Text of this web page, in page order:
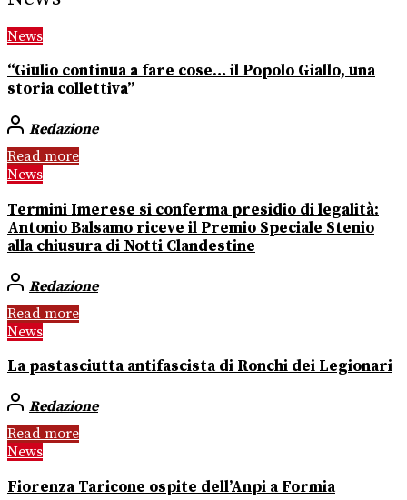
News
“Giulio continua a fare cose… il Popolo Giallo, una
storia collettiva”
Redazione
Read more
News
Termini Imerese si conferma presidio di legalità:
Antonio Balsamo riceve il Premio Speciale Stenio
alla chiusura di Notti Clandestine
Redazione
Read more
News
La pastasciutta antifascista di Ronchi dei Legionari
Redazione
Read more
News
Fiorenza Taricone ospite dell’Anpi a Formia